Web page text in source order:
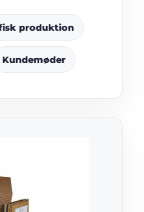
produktion
Kundemøder